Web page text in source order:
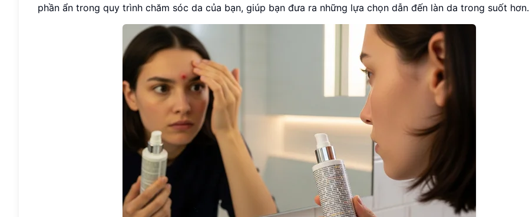
phần ẩn trong quy trình chăm sóc da của bạn, giúp bạn đưa ra những lựa chọn dẫn đến làn da trong suốt hơn.